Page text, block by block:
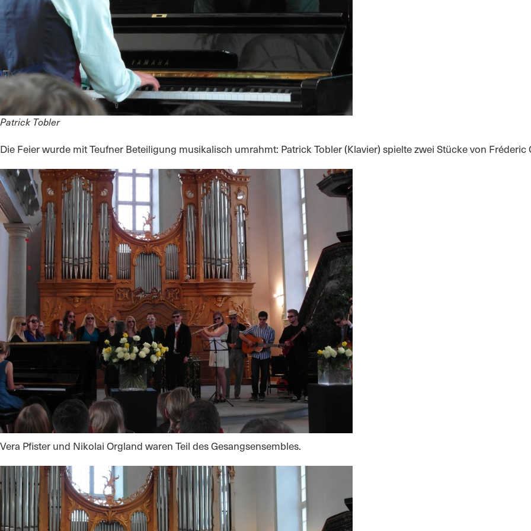
Patrick Tobler
Die Feier wurde mit Teufner Beteiligung musikalisch umrahmt: Patrick Tobler (Klavier) spielte zwei Stücke von Fréderic
Vera Pfister und Nikolai Orgland waren Teil des Gesangsensembles.